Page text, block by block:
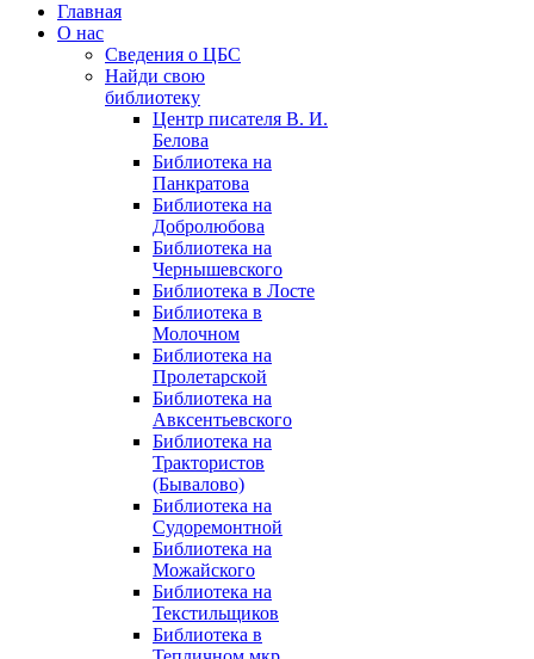
Главная
О нас
Сведения о ЦБС
Найди свою
библиотеку
Центр писателя В. И.
Белова
Библиотека на
Панкратова
Библиотека на
Добролюбова
Библиотека на
Чернышевского
Библиотека в Лосте
Библиотека в
Молочном
Библиотека на
Пролетарской
Библиотека на
Авксентьевского
Библиотека на
Трактористов
(Бывалово)
Библиотека на
Судоремонтной
Библиотека на
Можайского
Библиотека на
Текстильщиков
Библиотека в